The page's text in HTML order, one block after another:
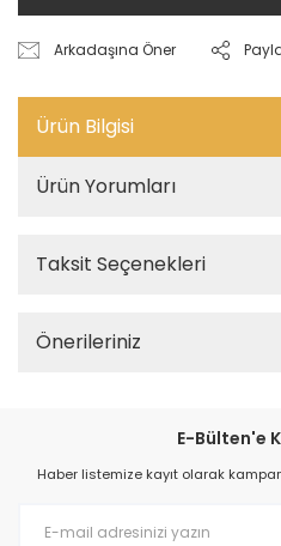
Arkadaşına Öner
Ürün Bilgisi
Ürün Yorumları
Taksit Seçenekleri
Önerileriniz
E-Bülten'e
Haber listemize kayıt olarak